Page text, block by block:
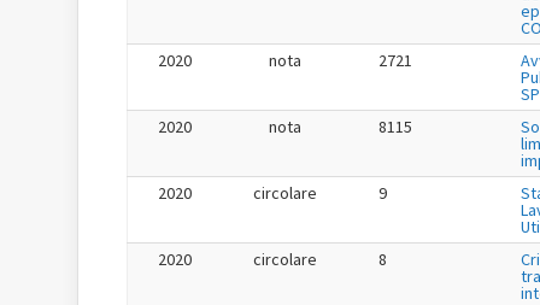
2020
nota 2721
2020
nota 8115
2020
circolare 9
2020
circolare 8